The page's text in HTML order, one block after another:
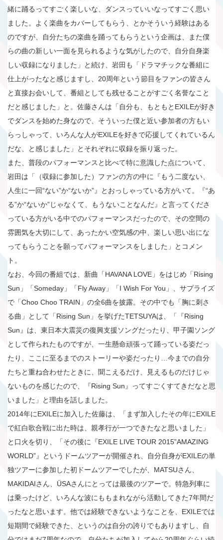
緒に踊るってすごく楽しいな、ダンスっていいなってすごく思い
ました。よく楽曲をカバーしてもらう、とかそういう経験はある
のですが、自分たちの楽曲を踊ってもらうという企画は、また僕
らの曲の新しい一面を見られるような気がしたので、自分自身楽
しい収録になりました」と続け、岩田も「ドラマチックな番組に
仕上がったなと感じますし、20周年という節目をファンの皆さん
と直接お会いして、番組としても残せることがすごく名誉なこと
だと感じました」と。佐藤さんは「自分も、もともとEXILEが好き
でダンスを始めた身なので、そういった僕と近い参加者の方もい
らっしゃって、いろんな人がEXILEを好きで応援してくれているん
だな、と感じました」とそれぞれに収録を振り返った。
また、普段のパフォーマンスと比べて特に意識した点について、
岩田は「（収録に参加した）ファンの方の中に『もう二度ない、
人生に一回“ない”か“ないか”』とおっしゃっている方がいて。『“あ
る”か“ないか”じゃなくて、もうないことなんだ』と言ってくださ
っている方がいる中でのパフォーマンスだったので、その空間の
雰囲気を大切にして、あったかい空気感の中、楽しい思い出にな
ってもらうことを願ってパフォーマンスをしました」とコメン
ト。
なお、今回の番組では、新曲「HAVANA LOVE」をはじめ「Rising
Sun」「Someday」「Fly Away」「I Wish For You」、サプライズ
で「Choo Choo TRAIN」の全6曲を披露。その中でも「胸に刺さ
る曲」として「Rising Sun」を挙げたTETSUYAは、「『Rising
Sun』は、東日本大震災の復興支援ソングだったり、甲子園ソング
として作られたものですが、一生懸命頑張って踊っている姿だっ
たり、ここに至るまでのストーリーや姿だったり…今までの自分
たちと重ね合わせたときに、聞こえるだけ、見えるものだけじゃ
ないものを感じたので、『Rising Sun』ってすごくすてきだなと思
いました」と理由を話しました。
2014年にEXILEに加入した佐藤は、「まず加入したその年にEXILE
で紅白歌合戦に出た時は、親孝行が一つできたなと思いました」
と口火を切り、「その後に『EXILE LIVE TOUR 2015”AMAZING
WORLD”』というドームツアーが開催され、自分自身がEXILEの単
独ツアーに参加した初ドームツアーでしたが、MATSUさん、
MAKIDAIさん、ÜSAさんにとっては最後のツアーで。特急列車に
は乗ったけど、いろんな波にももまれながら活動してきた7年間だ
ったなと思います。他では経験できないようなことを、EXILEでは
短期間で経験できた、というのは自分の誇りでもありますし、自